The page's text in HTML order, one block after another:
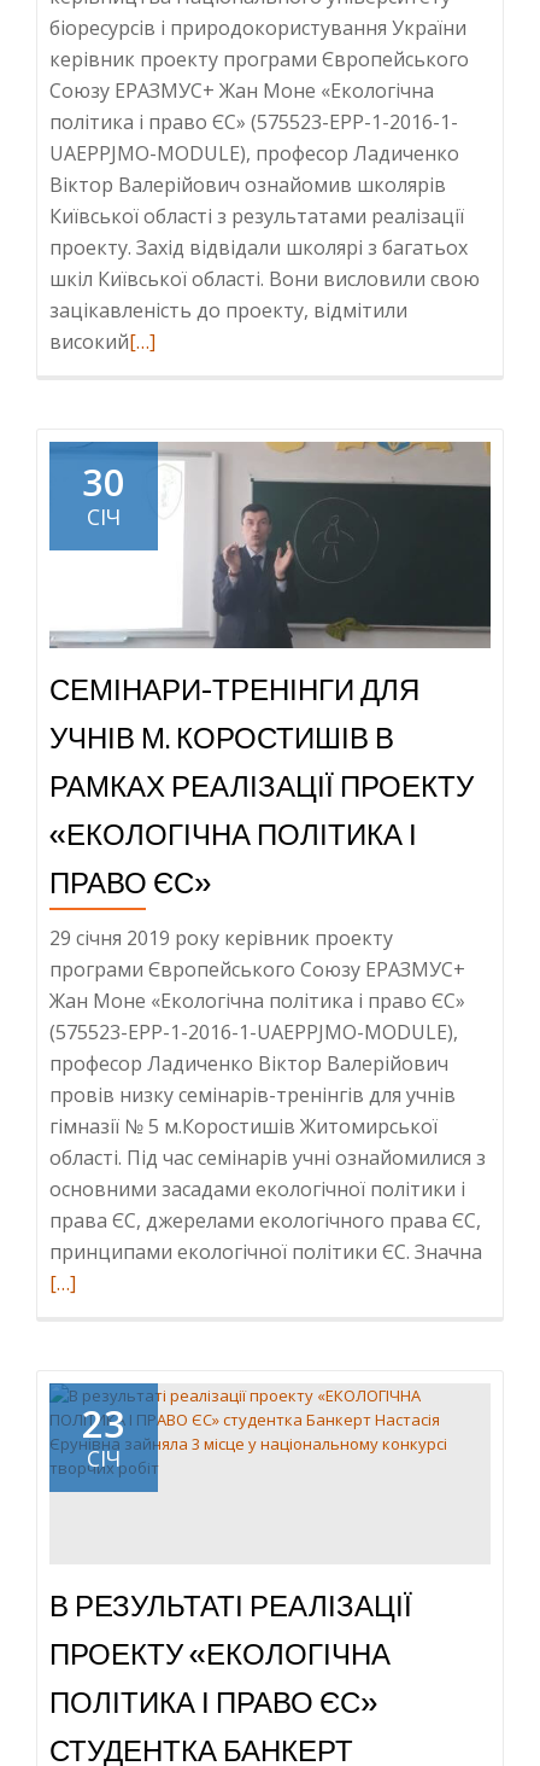
біоресурсів і природокористування України
керівник проекту програми Європейського
Союзу ЕРАЗМУС+ Жан Моне «Екологічна
політика і право ЄС» (575523-EPP-1-2016-1-
UAEPPJMO-MODULE), професор Ладиченко
Віктор Валерійович ознайомив школярів
Київської області з результатами реалізації
проекту. Захід відвідали школярі з багатьох
шкіл Київської області. Вони висловили свою
зацікавленість до проекту, відмітили
високийRead
школярів
київської
проектом
«ЕКОЛОГІЧНА
ПОЛІТИКА
І
ЄС»
[…]
30
СІЧ
СЕМІНАРИ-ТРЕНІНГИ ДЛЯ
УЧНІВ М. КОРОСТИШІВ В
РАМКАХ РЕАЛІЗАЦІЇ ПРОЕКТУ
«ЕКОЛОГІЧНА ПОЛІТИКА І
ПРАВО ЄС»
29 січня 2019 року керівник проекту
програми Європейського Союзу ЕРАЗМУС+
Жан Моне «Екологічна політика і право ЄС»
(575523-EPP-1-2016-1-UAEPPJMO-MODULE),
професор Ладиченко Віктор Валерійович
провів низку семінарів-тренінгів для учнів
гімназії № 5 м.Коростишів Житомирської
області. Під час семінарів учні ознайомилися з
основними засадами екологічної політики і
права ЄС, джерелами екологічного права ЄС,
принципами екологічної політики ЄС. Значна
[…]
23
СІЧ
В РЕЗУЛЬТАТІ РЕАЛІЗАЦІЇ
ПРОЕКТУ «ЕКОЛОГІЧНА
ПОЛІТИКА І ПРАВО ЄС»
СТУДЕНТКА БАНКЕРТ